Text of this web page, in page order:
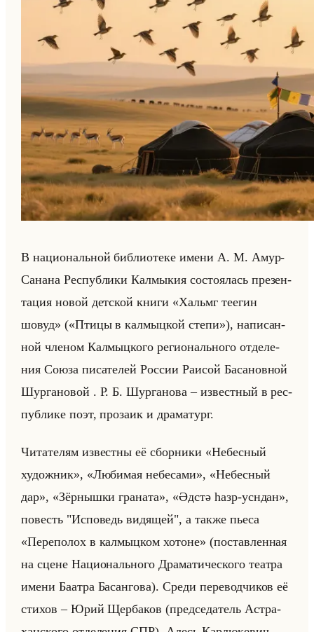
В на­ци­ональной биб­лио­те­ке имени А. М. Амур-
Са­на­на Рес­пуб­ли­ки Кал­мы­кия со­сто­ялась пре­зен­
та­ция новой дет­ской книги «Хальмг теегин
шовуд» («Птицы в калмыцкой степи»), на­пи­сан­
ной чле­ном Кал­мыц­ко­го ре­ги­онально­го от­де­ле­
ния Союза пи­са­те­лей Рос­сии Ра­исой Ба­са­нов­ной
Шур­га­но­вой . Р. Б. Шур­га­но­ва – из­вест­ный в рес­
пуб­ли­ке поэт, про­за­ик и дра­ма­тург.
Чи­та­те­лям из­вест­ны её сбор­ни­ки «Небесный
художник», «Любимая небесами», «Небесный
дар», «Зёрнышки граната», «Әдстә һазр-усндан»,
по­весть "Ис­по­ведь ви­дя­щей", а также пьеса
«Переполох в калмыцком хотоне» (по­став­лен­ная
на сцене На­ци­онально­го Дра­ма­ти­че­ско­го те­ат­ра
имени Ба­ат­ра Ба­сан­го­ва). Среди пе­ре­вод­чи­ков её
сти­хов – Юрий Щер­ба­ков (пред­се­да­тель Аст­ра­